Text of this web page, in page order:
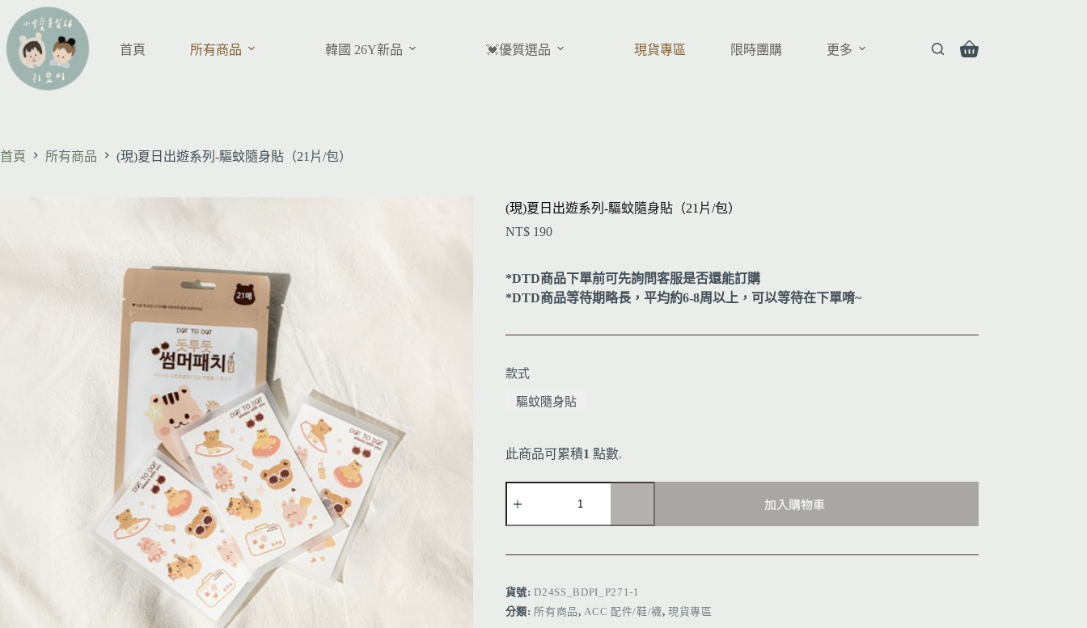
首頁 所有商品 韓國 26Y新品 💓優質選品 現貨專區 限時團購 更多
首頁 所有商品 (現)夏日出遊系列-驅蚊隨身貼（21片/包）
(現)夏日出遊系列-驅蚊隨身貼（21片/包）
NT$ 190
*DTD商品下單前可先詢問客服是否還能訂購
*DTD商品等待期略長，平均約6-8周以上，可以等待在下單唷~
款式
驅蚊隨身貼
此商品可累積1 點數.
加入購物車
r
n
a
貨號:D24SS_BDPI_P271-1
分類: 所有商品,ACC 配件/鞋/襪,現貨專區